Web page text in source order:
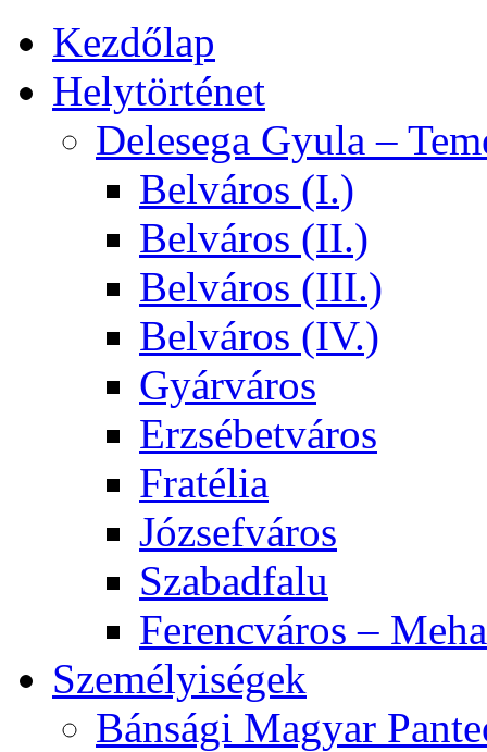
Kezdőlap
Helytörténet
Delesega Gyula –
Belváros (I.)
Belváros (II.)
Belváros (III.)
Belváros (IV.)
Gyárváros
Erzsébetváros
Fratélia
Józsefváros
Szabadfalu
Ferencváros –
Személyiségek
Bánsági Magyar